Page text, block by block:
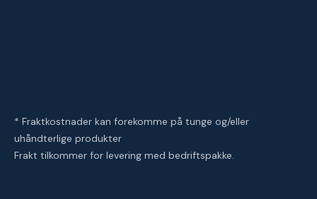
* Fraktkostnader kan forekomme på tunge og/eller
uhåndterlige produkter
Frakt tilkommer for levering med bedriftspakke.